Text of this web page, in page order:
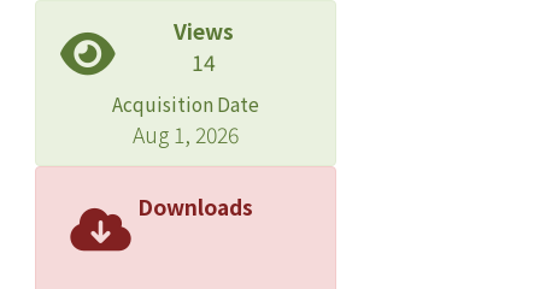
Views
14
Acquisition Date
Aug 1, 2026
Downloads